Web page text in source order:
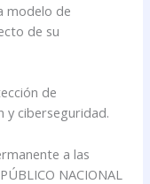
modelo de
de su
de
y ciberseguridad.
a las
NACIONAL